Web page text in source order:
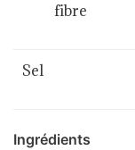
fibre
Sel
Ingrédients